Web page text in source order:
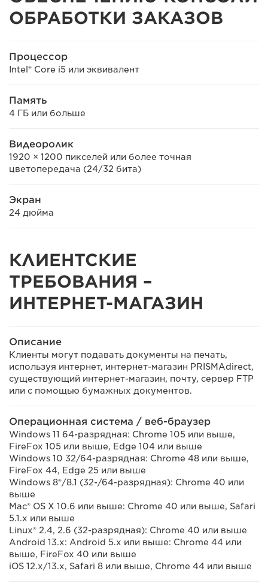
ОБРАБОТКИ ЗАКАЗОВ
Процессор
Intel® Core i5 или эквивалент
Память
4 ГБ или больше
Видеоролик
1920 × 1200 пикселей или более точная
цветопередача (24/32 бита)
Экран
24 дюйма
КЛИЕНТСКИЕ
ТРЕБОВАНИЯ –
ИНТЕРНЕТ-МАГАЗИН
Описание
Клиенты могут подавать документы на печать,
используя интернет, интернет-магазин PRISMAdirect,
существующий интернет-магазин, почту, сервер FTP
или с помощью бумажных документов.
Операционная система / веб-браузер
Windows 11 64-разрядная: Chrome 105 или выше,
FireFox 105 или выше, Edge 104 или выше
Windows 10 32/64-разрядная: Chrome 48 или выше,
FireFox 44, Edge 25 или выше
Windows 8®/8.1 (32-/64-разрядная): Chrome 40 или
выше
Mac® OS X 10.6 или выше: Chrome 40 или выше, Safari
5.1.x или выше
Linux® 2.4, 2.6 (32-разрядная): Chrome 40 или выше
Android 13.x: Android 5.x или выше: Chrome 44 или
выше, FireFox 40 или выше
iOS 12.x/13.x, Safari 8 или выше, Chrome 44 или выше